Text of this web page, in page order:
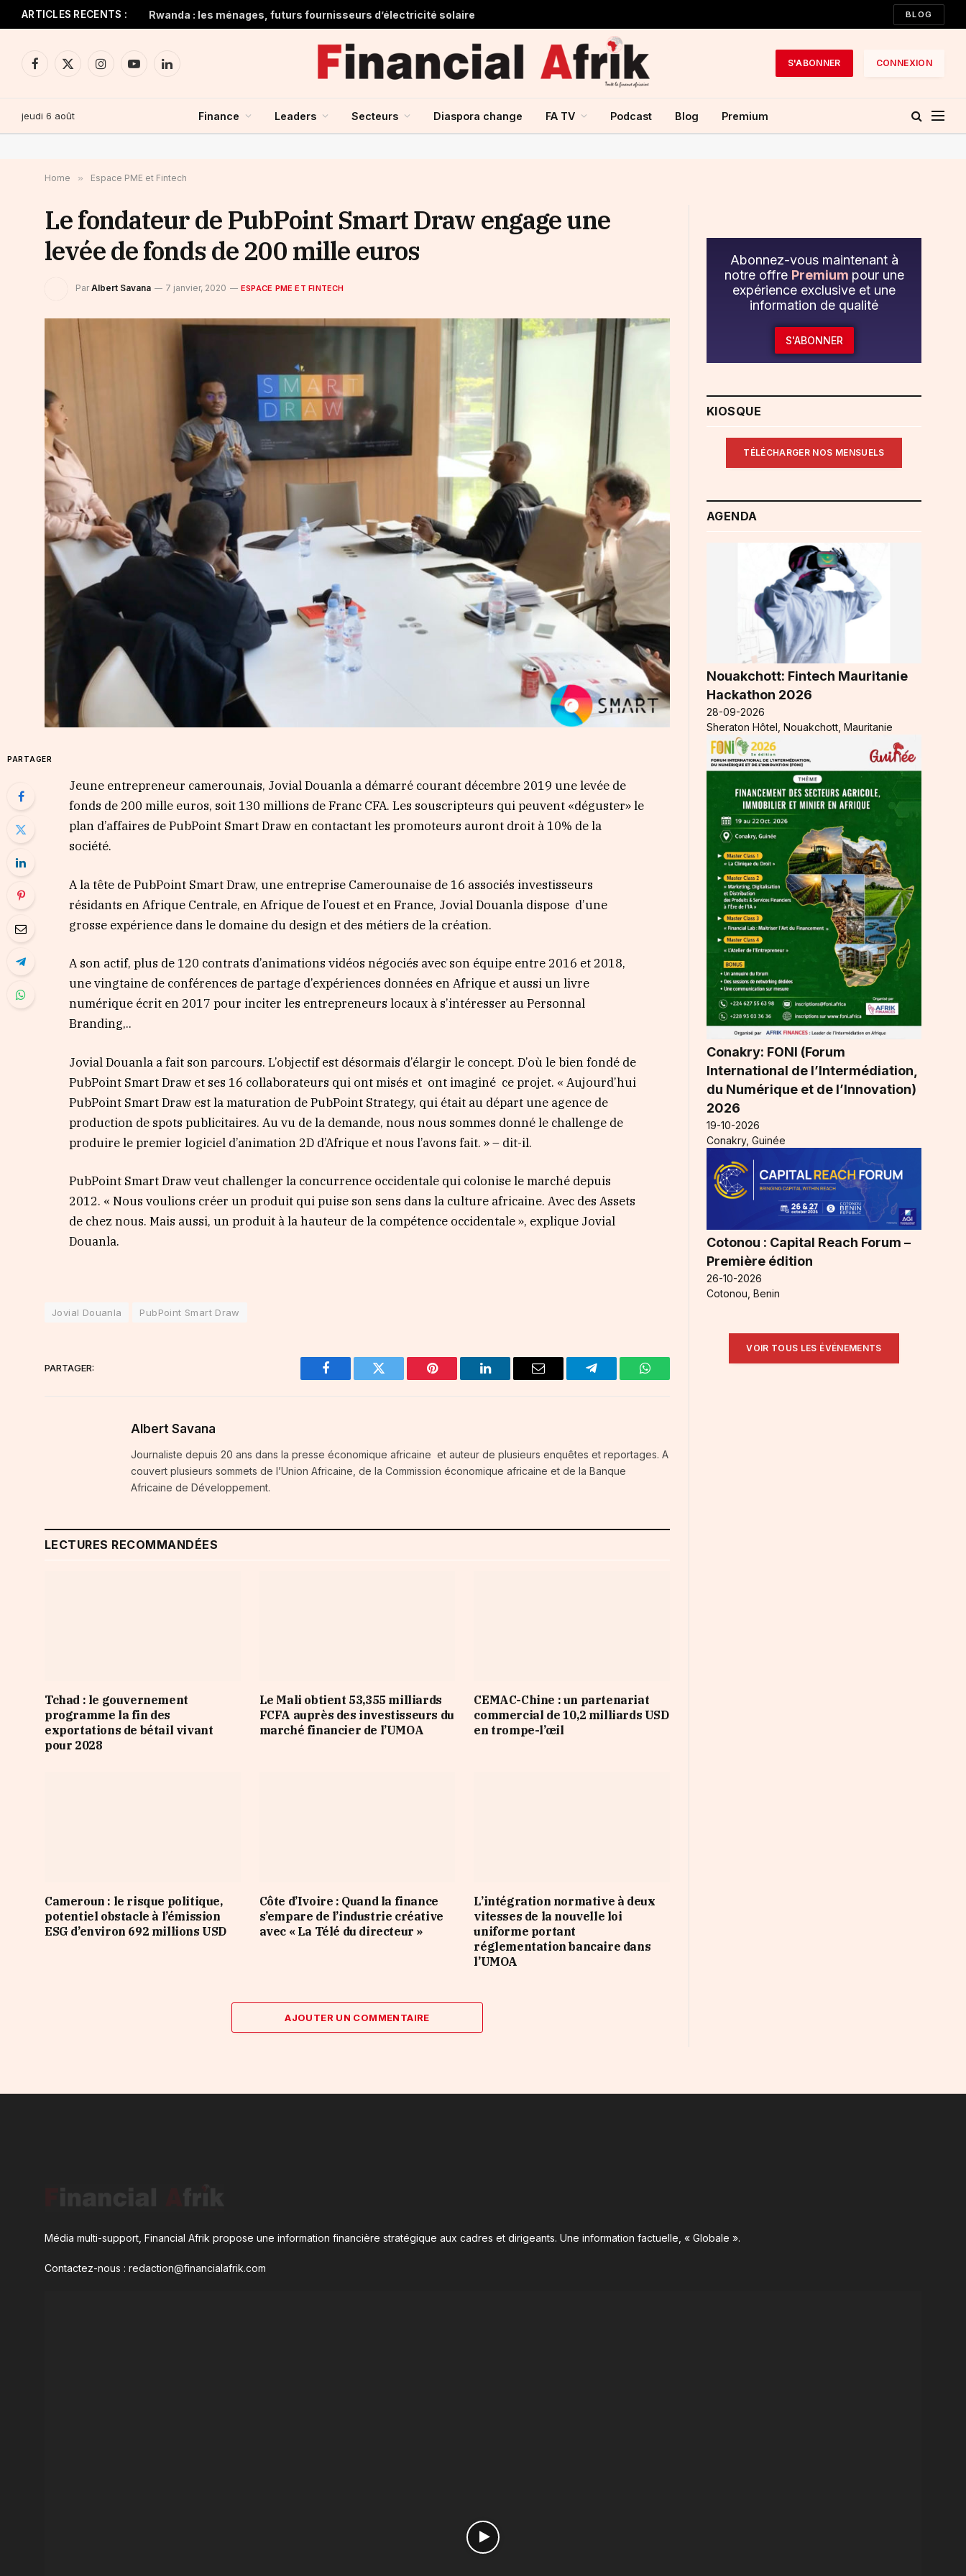
ARTICLES RECENTS : Rwanda : les ménages, futurs fournisseurs d’électricité solaire BLOG
Facebook
X
InstagramYouTubeLinkedIn
S'ABONNER CONNEXION
jeudi 6 août Finance Leaders Secteurs Diaspora change FA TV Podcast Blog Premium
Home » Espace PME et Fintech
Le fondateur de PubPoint Smart Draw engage une
levée de fonds de 200 mille euros
Par Albert Savana 7 janvier, 2020 ESPACE PME ET FINTECH
PARTAGER
Jeune entrepreneur camerounais, Jovial Douanla a démarré courant décembre 2019 une levée de
fonds de 200 mille euros, soit 130 millions de Franc CFA. Les souscripteurs qui peuvent «déguster» le
plan d’affaires de PubPoint Smart Draw en contactant les promoteurs auront droit à 10% de la
société.
A la tête de PubPoint Smart Draw, une entreprise Camerounaise de 16 associés investisseurs
résidants en Afrique Centrale, en Afrique de l’ouest et en France, Jovial Douanla dispose d’une
grosse expérience dans le domaine du design et des métiers de la création.
A son actif, plus de 120 contrats d’animations vidéos négociés avec son équipe entre 2016 et 2018,
une vingtaine de conférences de partage d’expériences données en Afrique et aussi un livre
numérique écrit en 2017 pour inciter les entrepreneurs locaux à s’intéresser au Personnal
Branding,..
Jovial Douanla a fait son parcours. L’objectif est désormais d’élargir le concept. D’où le bien fondé de
PubPoint Smart Draw et ses 16 collaborateurs qui ont misés et ont imaginé ce projet. « Aujourd’hui
PubPoint Smart Draw est la maturation de PubPoint Strategy, qui était au départ une agence de
production de spots publicitaires. Au vu de la demande, nous nous sommes donné le challenge de
produire le premier logiciel d’animation 2D d’Afrique et nous l’avons fait. » – dit-il.
PubPoint Smart Draw veut challenger la concurrence occidentale qui colonise le marché depuis
2012. « Nous voulions créer un produit qui puise son sens dans la culture africaine. Avec des Assets
de chez nous. Mais aussi, un produit à la hauteur de la compétence occidentale », explique Jovial
Douanla.
Jovial Douanla PubPoint Smart Draw
PARTAGER:
Facebook Twitter Pinterest LinkedIn Email Telegram WhatsApp
Albert Savana
Journaliste depuis 20 ans dans la presse économique africaine et auteur de plusieurs enquêtes et reportages. A
couvert plusieurs sommets de l’Union Africaine, de la Commission économique africaine et de la Banque
Africaine de Développement.
LECTURES RECOMMANDÉES
Tchad : le gouvernement
programme la fin des
exportations de bétail vivant
pour 2028
Le Mali obtient 53,355 milliards
FCFA auprès des investisseurs du
marché financier de l’UMOA
CEMAC-Chine : un partenariat
commercial de 10,2 milliards USD
en trompe-l’œil
Cameroun : le risque politique,
potentiel obstacle à l’émission
ESG d’environ 692 millions USD
Côte d’Ivoire : Quand la finance
s’empare de l’industrie créative
avec « La Télé du directeur »
L’intégration normative à deux
vitesses de la nouvelle loi
uniforme portant
réglementation bancaire dans
l’UMOA
AJOUTER UN COMMENTAIRE
Abonnez-vous maintenant à
notre offre Premium pour une
expérience exclusive et une
information de qualité
S'ABONNER
KIOSQUE
TÉLÉCHARGER NOS MENSUELS
AGENDA
Nouakchott: Fintech Mauritanie
Hackathon 2026
28-09-2026
Sheraton Hôtel, Nouakchott, Mauritanie
Conakry: FONI (Forum
International de l’Intermédiation,
du Numérique et de l’Innovation)
2026
19-10-2026
Conakry, Guinée
Cotonou : Capital Reach Forum –
Première édition
26-10-2026
Cotonou, Benin
VOIR TOUS LES ÉVÉNEMENTS
Média multi-support, Financial Afrik propose une information financière stratégique aux cadres et dirigeants. Une information factuelle, « Globale ».
Contactez-nous : redaction@financialafrik.com